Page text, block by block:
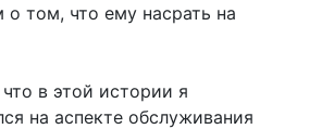
о том, что ему насрать на
в этой истории я
на аспекте обслуживания